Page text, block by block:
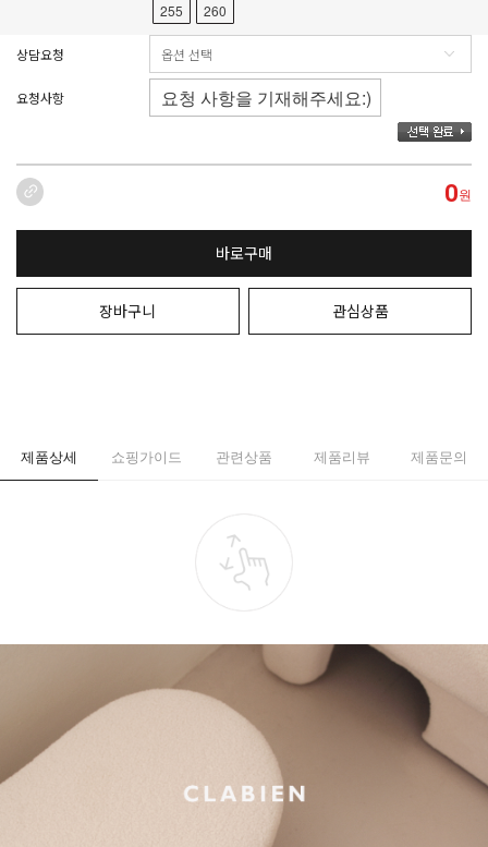
255
260
상담요청
요청사항
0원
바로구매
장바구니 관심상품
제품상세 쇼핑가이드 관련상품 제품리뷰 제품문의